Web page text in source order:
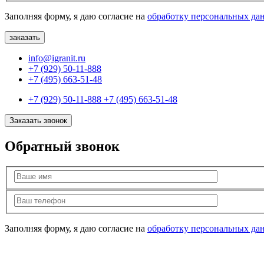
Заполняя форму, я даю согласие на обработку персональных
info@igranit.ru
+7 (929) 50-11-888
+7 (495) 663-51-48
+7 (929) 50-11-888 +7 (495) 663-51-48
Заказать звонок
Обратный звонок
Заполняя форму, я даю согласие на обработку персональных